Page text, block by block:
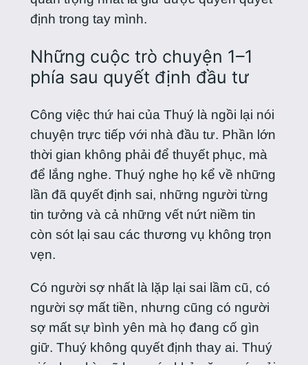
định trong tay mình.
Những cuộc trò chuyện 1–1
phía sau quyết định đầu tư
Công việc thứ hai của Thuý là ngồi lại nói
chuyện trực tiếp với nhà đầu tư. Phần lớn
thời gian không phải để thuyết phục, mà
để lắng nghe. Thuý nghe họ kể về những
lần đã quyết định sai, những người từng
tin tưởng và cả những vết nứt niềm tin
còn sót lại sau các thương vụ không trọn
vẹn.
Có người sợ nhất là lặp lại sai lầm cũ, có
người sợ mất tiền, nhưng cũng có người
sợ mất sự bình yên mà họ đang cố gìn
giữ. Thuý không quyết định thay ai. Thuý